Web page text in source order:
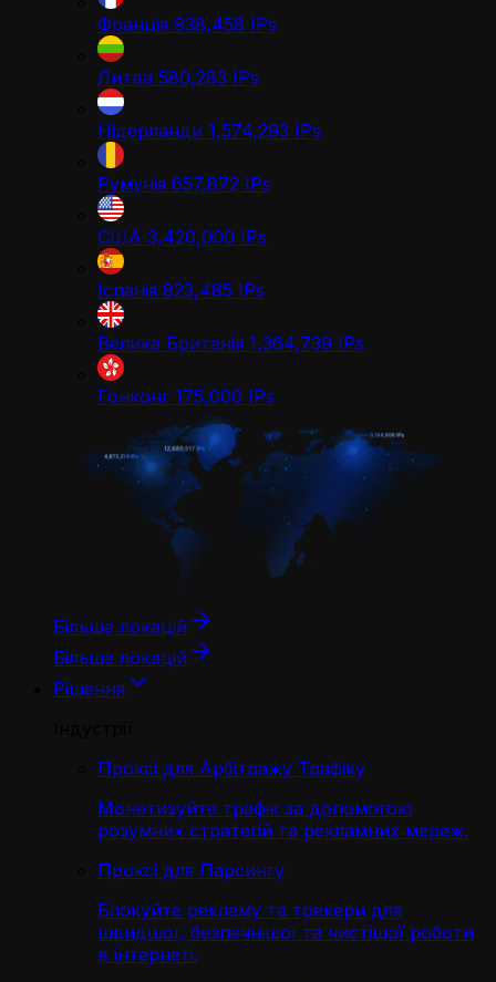
Франція 938,458 IPs
Литва 580,283 IPs
Нідерланди 1,574,293 IPs
Румунія 657,872 IPs
США 3,420,000 IPs
Іспанія 823,485 IPs
Велика Британія 1,364,739 IPs
Гонконг 175,000 IPs
Більше локацій
Більше локацій
Рішення
Проксі для Арбітражу Трафіку
Монетизуйте трафік за допомогою
розумних стратегій та рекламних мереж.
Проксі для Парсингу
Блокуйте рекламу та трекери для
швидшої, безпечнішої та чистішої роботи
в інтернеті.